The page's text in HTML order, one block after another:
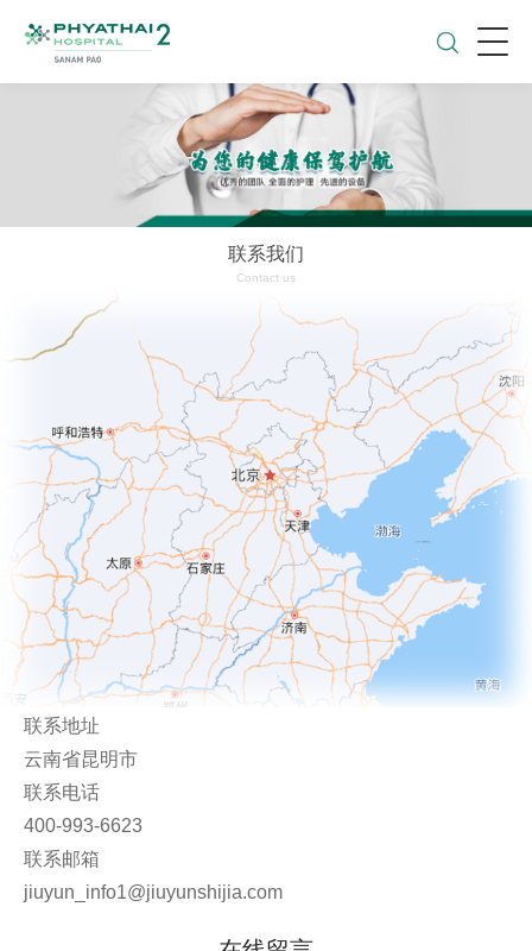
联系我们
Contact us
联系地址
云南省昆明市
联系电话
400-993-6623
联系邮箱
jiuyun_info1@jiuyunshijia.com